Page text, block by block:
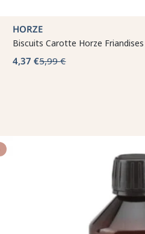
HORZE
Biscuits Carotte Horze
4,37 €5,99 €